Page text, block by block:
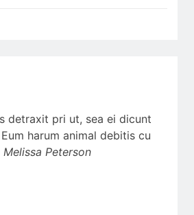
detraxit pri ut, sea ei dicunt
harum animal debitis cu
Melissa Peterson